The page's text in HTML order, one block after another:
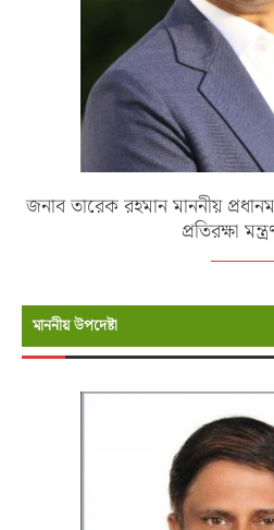
জনাব তারেক রহমান মাননীয়
প্রতিরক্ষা
মাননীয় উপদেষ্টা